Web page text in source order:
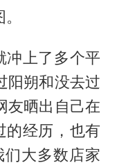
冲上了多个平
阳朔和没去过
友晒出自己在
的经历，也有
们大多数店家